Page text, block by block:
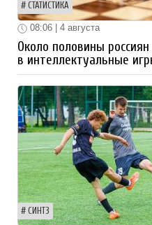
СТАТИСТИКА
08:06 | 4 августа
Около половины
в интеллектуальные
СИНТЗ